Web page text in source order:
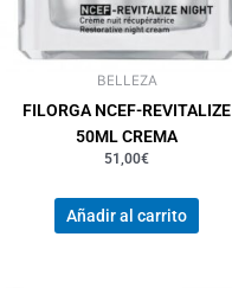
BELLEZA
FILORGA NCEF-REVITALIZE
50ML CREMA
51,00€
Añadir al carrito